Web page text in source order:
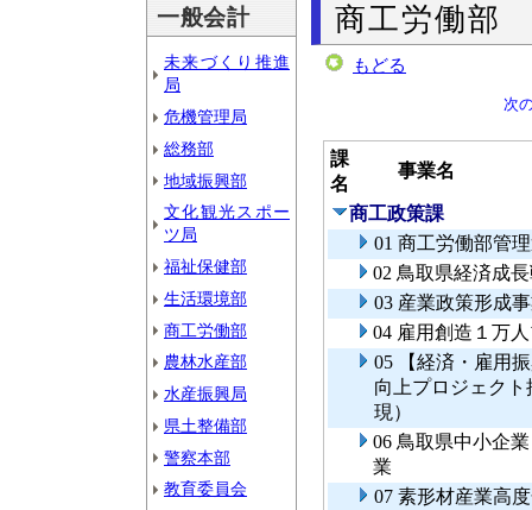
一般会計
未来づくり推進
局
危機管理局
総務部
地域振興部
文化観光スポー
ツ局
福祉保健部
生活環境部
商工労働部
農林水産部
水産振興局
県土整備部
警察本部
教育委員会
商工労働部
もどる
次
課
名
事業名
商工政策課
01 商工労働部管
02 鳥取県経済成
03 産業政策形成
04 雇用創造１万
05 【経済・雇用
向上プロジェク
現）
06 鳥取県中小企
業
07 素形材産業高